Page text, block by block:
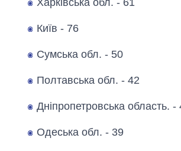
Київ - 76
Сумська обл. - 50
Полтавська обл. - 42
Дніпропетровська область. -
Одеська обл. - 39